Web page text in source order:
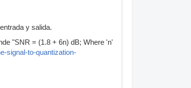
y salida.
"SNR = (1.8 + 6n) dB; Where 'n'
signal-to-quantization-